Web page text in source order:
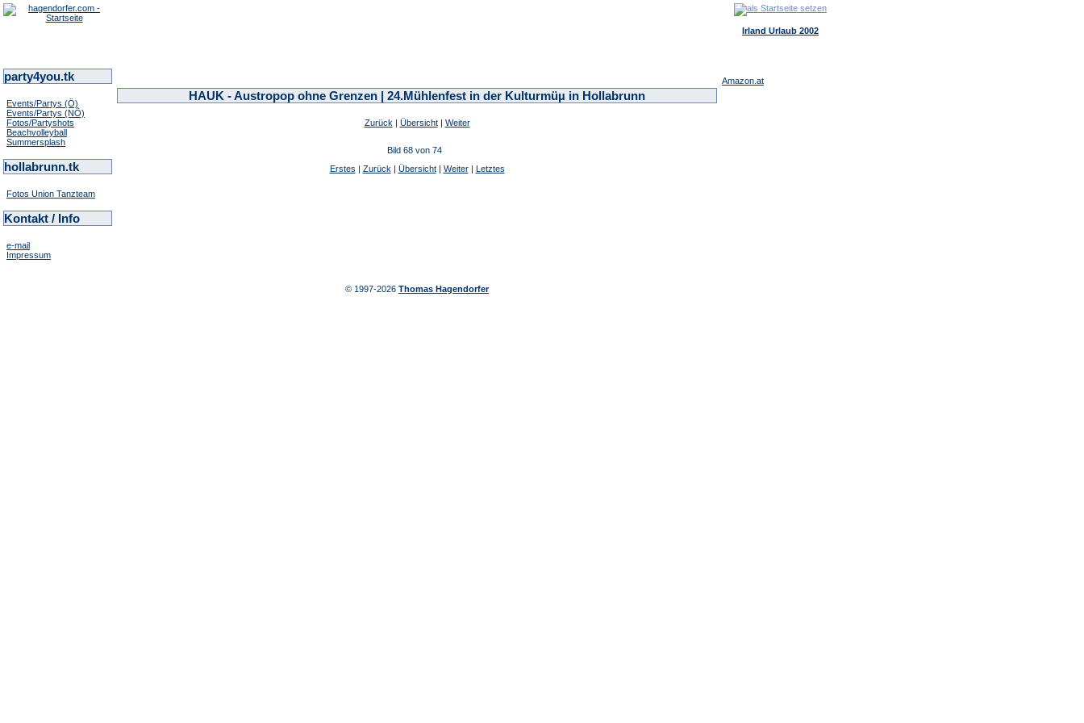
Irland Urlaub 2002
party4you.tk
Events/Partys (Ö)
Events/Partys (NÖ)
Fotos/Partyshots
Beachvolleyball
Summersplash
hollabrunn.tk
Fotos Union Tanzteam
Kontakt / Info
e-mail
Impressum
HAUK - Austropop ohne Grenzen | 24.Mühlenfest in der Kulturmüµ in Hollabrunn
Zurück | Übersicht| Weiter
Bild 68 von 74
Erstes | Zurück | Übersicht| Weiter| Letztes
Amazon.at
© 1997-2026 Thomas Hagendorfer